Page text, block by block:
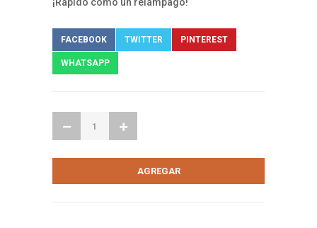
FACEBOOK TWITTER PINTEREST
WHATSAPP